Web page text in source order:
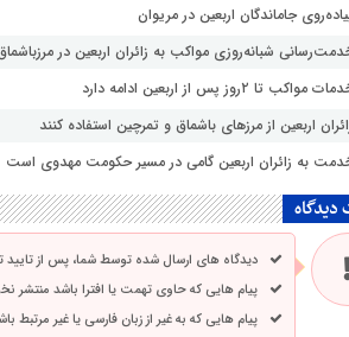
جاماندگان اربعین در مریوان
شبانه‌روزی مواکب به زائران اربعین در
مواکب تا ۲روز پس از اربعین ادامه دارد
اربعین از مرزهای باشماق و تمرچین استفاده کنند
به زائران اربعین گامی در مسیر حکومت مهدوی است
دیدگاه های ارسال شده توسط شما، پس از
پیام هایی که حاوی تهمت یا افترا باشد منتشر
پیام هایی که به غیر از زبان فارسی یا غیر مرتبط